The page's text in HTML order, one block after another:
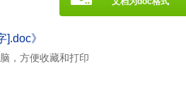
].doc》
，方便收藏和打印